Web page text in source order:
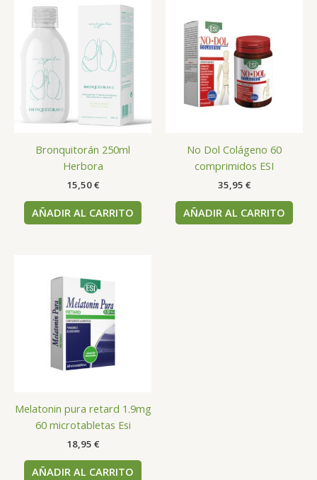
Bronquitorán 250ml
Herbora
15,50€
AÑADIR AL CARRITO
No Dol Colágeno 60
comprimidos ESI
35,95 €
AÑADIR AL CARRITO
Melatonin pura retard 1.9mg
60 microtabletas Esi
18,95 €
AÑADIR AL CARRITO